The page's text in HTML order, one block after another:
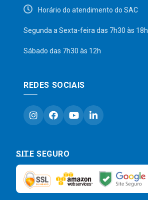
Horário do atendimento do SAC
Segunda a Sexta-feira das 7h30 às 18h
Sábado das 7h30 às 12h
REDES SOCIAIS
SITE SEGURO